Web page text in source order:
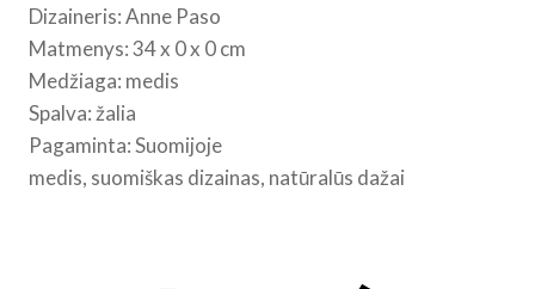
cm
-
Natural
Dizaineris: Anne Paso
Matmenys: 34 x 0 x 0 cm
Medžiaga: medis
Spalva: žalia
Pagaminta: Suomijoje
medis, suomiškas dizainas, natūralūs dažai